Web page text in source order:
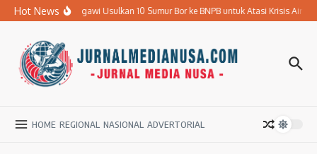
Lewati ke konten
Hot NewsPemkab Ngawi Usulkan 10 Sumur Bor ke BNPB untuk Atasi Krisis Air
HOME REGIONAL NASIONAL ADVERTORIAL